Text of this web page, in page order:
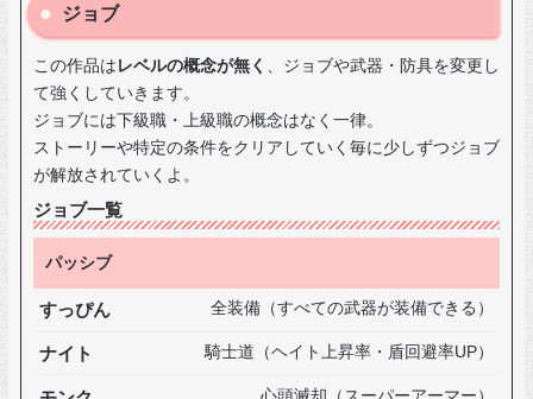
ジョブ
この作品は レベルの概念が無く 、ジョブや武器・防具を変更し
て強くしていきます。
ジョブには下級職・上級職の概念はなく一律。
ストーリーや特定の条件をクリアしていく毎に少しずつジョブ
が解放されていくよ。
ジョブ一覧
パッシブ
すっぴん 全装備（すべての武器が装備できる）
ナイト 騎士道（ヘイト上昇率・盾回避率UP）